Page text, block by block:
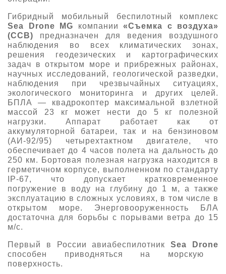
Гибридный мобильный беспилотный комплекс
Sea Drone MG компании «Съемка с воздуха»
(ССВ) предназначен для ведения воздушного
наблюдения во всех климатических зонах,
решения геодезических и картографических
задач в открытом море и прибрежных районах,
научных исследований, геологической разведки,
наблюдения при чрезвычайных ситуациях,
экологического мониторинга и других целей.
БПЛА — квадрокоптер максимальной взлетной
массой 23 кг может нести до 5 кг полезной
нагрузки. Аппарат работает как от
аккумуляторной батареи, так и на бензиновом
(АИ-92/95) четырехтактном двигателе, что
обеспечивает до 4 часов полета на дальность до
250 км. Бортовая полезная нагрузка находится в
герметичном корпусе, выполненном по стандарту
IP-67, что допускает кратковременное
погружение в воду на глубину до 1 м, а также
эксплуатацию в сложных условиях, в том числе в
открытом море. Энерговооруженность БЛА
достаточна для борьбы с порывами ветра до 15
м/с.
Первый в России авиабеспилотникSea Drone
способен приводняться на морскую
поверхность.